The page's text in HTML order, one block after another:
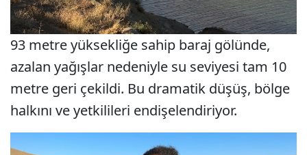
93 metre yüksekliğe sahip baraj gölünde,
azalan yağışlar nedeniyle su seviyesi tam 10
metre geri çekildi. Bu dramatik düşüş, bölge
halkını ve yetkilileri endişelendiriyor.